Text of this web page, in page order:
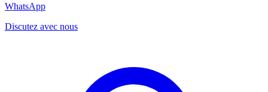
WhatsApp
Discutez avec nous